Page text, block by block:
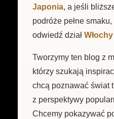
Japonia, a jeśli
podróże pełne
odwiedź dział Włochy
Tworzymy ten blog z
którzy szukają
chcą poznawać świat
z perspektywy
Chcemy pokazywać